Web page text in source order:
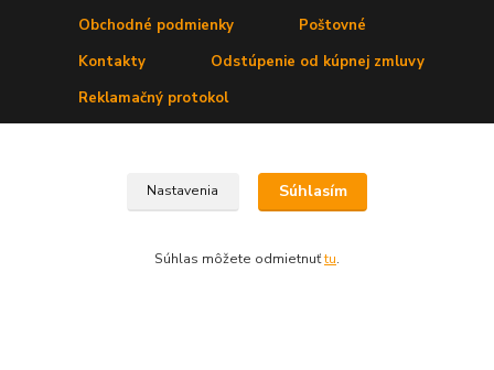
Obchodné podmienky
Poštovné
Kontakty
Odstúpenie od kúpnej zmluvy
Reklamačný protokol
Kde nás nájdeteNastavenia Súhlasím
Súhlas môžete odmietnuťtu.